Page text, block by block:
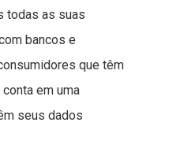
todas as suas
bancos e
que têm
em uma
seus dados